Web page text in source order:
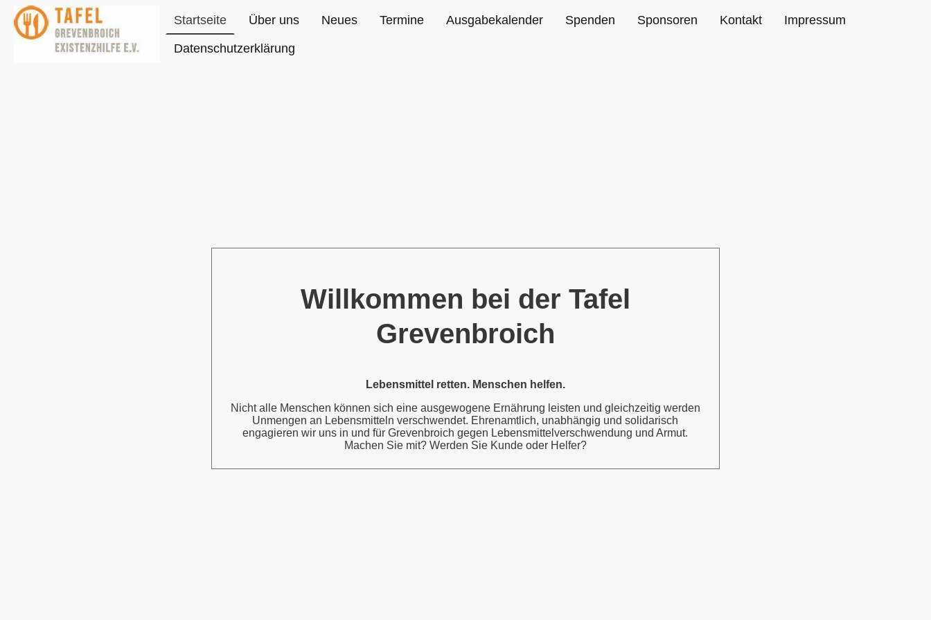
Startseite Über uns Neues Termine Ausgabekalender Spenden Sponsoren Kontakt Impressum
Datenschutzerklärung
Willkommen bei der Tafel
Grevenbroich
Lebensmittel retten. Menschen helfen.
Nicht alle Menschen können sich eine ausgewogene Ernährung leisten und gleichzeitig werden
Unmengen an Lebensmitteln verschwendet. Ehrenamtlich, unabhängig und solidarisch
engagieren wir uns in und für Grevenbroich gegen Lebensmittelverschwendung und Armut.
Machen Sie mit? Werden Sie Kunde oder Helfer?